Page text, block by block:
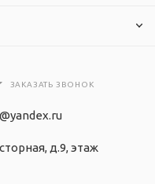
ЗАКАЗАТЬ ЗВОНОК
д.9, этаж